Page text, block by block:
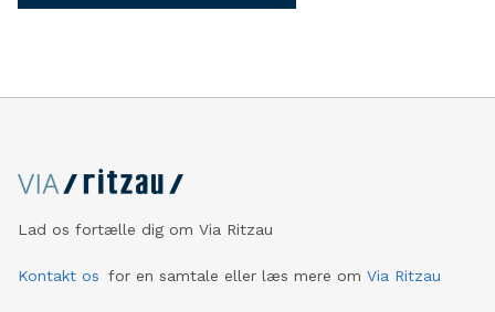
Lad os fortælle dig om Via Ritzau
Kontakt os for en samtale eller læs mere om Via Ritzau